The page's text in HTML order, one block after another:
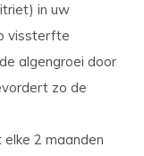
in uw
vissterfte
algengroei door
zo de
2 maanden